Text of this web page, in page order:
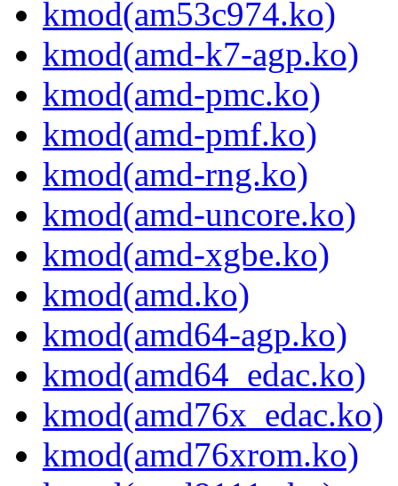
kmod(am53c974.ko)
kmod(amd-k7-agp.ko)
kmod(amd-pmc.ko)
kmod(amd-pmf.ko)
kmod(amd-rng.ko)
kmod(amd-uncore.ko)
kmod(amd-xgbe.ko)
kmod(amd.ko)
kmod(amd64-agp.ko)
kmod(amd64_edac.ko)
kmod(amd76x_edac.ko)
kmod(amd76xrom.ko)